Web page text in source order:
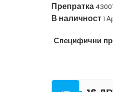
Препратка 43001
В наличност1
Специфични